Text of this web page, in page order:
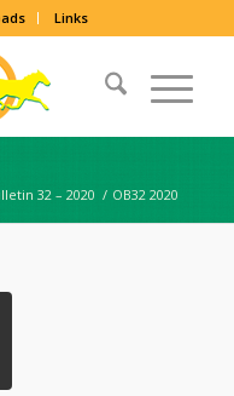
Links
32 – 2020 / OB32 2020